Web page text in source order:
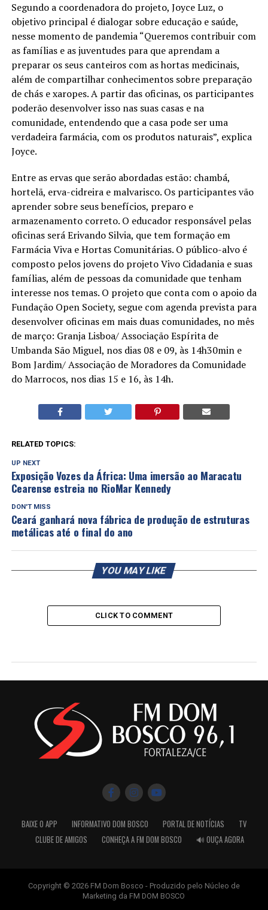
Segundo a coordenadora do projeto, Joyce Luz, o
objetivo principal é dialogar sobre educação e saúde,
nesse momento de pandemia “Queremos contribuir com
as famílias e as juventudes para que aprendam a
preparar os seus canteiros com as hortas medicinais,
além de compartilhar conhecimentos sobre preparação
de chás e xaropes. A partir das oficinas, os participantes
poderão desenvolver isso nas suas casas e na
comunidade, entendendo que a casa pode ser uma
verdadeira farmácia, com os produtos naturais”, explica
Joyce.
Entre as ervas que serão abordadas estão: chambá,
hortelã, erva-cidreira e malvarisco. Os participantes vão
aprender sobre seus benefícios, preparo e
armazenamento correto. O educador responsável pelas
oficinas será Erivando Silvia, que tem formação em
Farmácia Viva e Hortas Comunitárias. O público-alvo é
composto pelos jovens do projeto Vivo Cidadania e suas
famílias, além de pessoas da comunidade que tenham
interesse nos temas. O projeto que conta com o apoio da
Fundação Open Society, segue com agenda prevista para
desenvolver oficinas em mais duas comunidades, no mês
de março: Granja Lisboa/ Associação Espírita de
Umbanda São Miguel, nos dias 08 e 09, às 14h30min e
Bom Jardim/ Associação de Moradores da Comunidade
do Marrocos, nos dias 15 e 16, às 14h.
RELATED TOPICS:
UP NEXT
Exposição Vozes da África: Uma imersão ao Maracatu
Cearense estreia no RioMar Kennedy
DON'T MISS
Ceará ganhará nova fábrica de produção de estruturas
metálicas até o final do ano
YOU MAY LIKE
CLICK TO COMMENT
BAIXE O APP INFORMATIVO DOM BOSCO PORTAL DE NOTÍCIAS
TV
CLUBE DE AMIGOS
CONHEÇA A FM DOM BOSCO 🔊 OUÇA AGORA
Copyright © 2026 FM Dom Bosco - Produzido pelo Núcleo de
Marketing da FM DOM BOSCO